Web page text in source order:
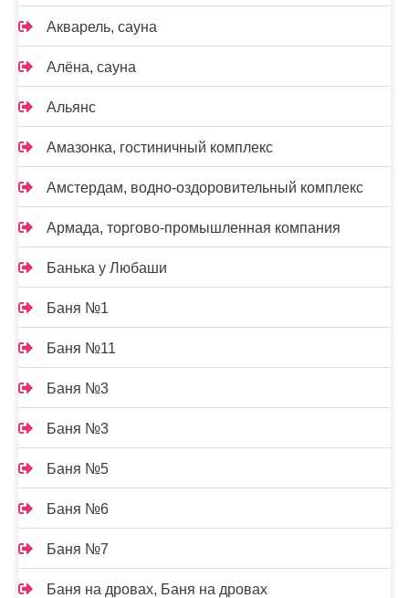
Акварель, сауна
Алёна, сауна
Альянс
Амазонка, гостиничный комплекс
Амстердам, водно-оздоровительный комплекс
Армада, торгово-промышленная компания
Банька у Любаши
Баня №1
Баня №11
Баня №3
Баня №3
Баня №5
Баня №6
Баня №7
Баня на дровах, Баня на дровах